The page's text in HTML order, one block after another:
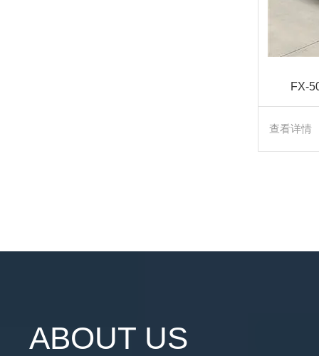
FX-
查看详情
ABOUT US